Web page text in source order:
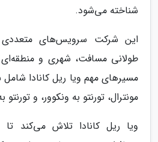
شناخته می‌شود.
این شرکت سرویس‌های
طولانی مسافت، شهری و
مسیرهای مهم ویا ریل کانادا
مونترال، تورنتو به ونکوور، و
ویا ریل کانادا تلاش می‌کند